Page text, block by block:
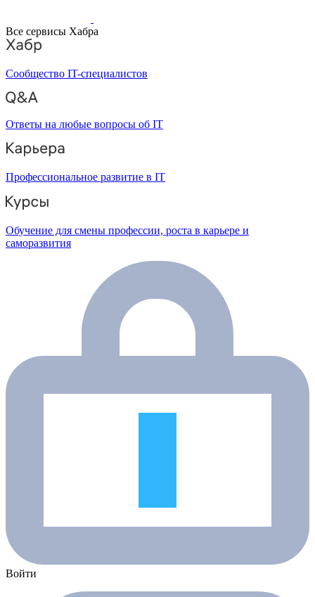
Все сервисы Хабра
Сообщество IT-специалистов
Ответы на любые вопросы об IT
Профессиональное развитие в IT
Обучение для смены профессии, роста в карьере и
саморазвития
Войти